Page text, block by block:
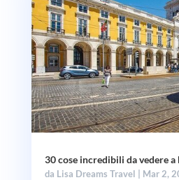
30 cose incredibili da vedere a
da Lisa Dreams Travel | Mar 2,